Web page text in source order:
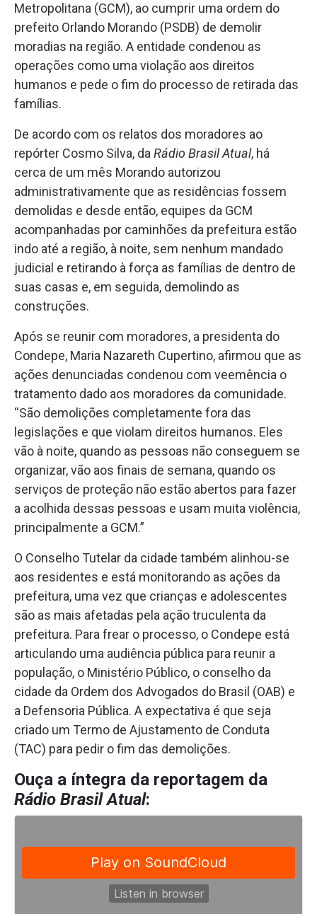
Metropolitana (GCM), ao cumprir uma ordem do
prefeito Orlando Morando (PSDB) de demolir
moradias na região. A entidade condenou as
operações como uma violação aos direitos
humanos e pede o fim do processo de retirada das
famílias.
De acordo com os relatos dos moradores ao
repórter Cosmo Silva, daRádio Brasil Atual, há
cerca de um mês Morando autorizou
administrativamente que as residências fossem
demolidas e desde então, equipes da GCM
acompanhadas por caminhões da prefeitura estão
indo até a região, à noite, sem nenhum mandado
judicial e retirando à força as famílias de dentro de
suas casas e, em seguida, demolindo as
construções.
Após se reunir com moradores, a presidenta do
Condepe, Maria Nazareth Cupertino, afirmou que as
ações denunciadas condenou com veemência o
tratamento dado aos moradores da comunidade.
“São demolições completamente fora das
legislações e que violam direitos humanos. Eles
vão à noite, quando as pessoas não conseguem se
organizar, vão aos finais de semana, quando os
serviços de proteção não estão abertos para fazer
a acolhida dessas pessoas e usam muita violência,
principalmente a GCM.”
O Conselho Tutelar da cidade também alinhou-se
aos residentes e está monitorando as ações da
prefeitura, uma vez que crianças e adolescentes
são as mais afetadas pela ação truculenta da
prefeitura. Para frear o processo, o Condepe está
articulando uma audiência pública para reunir a
população, o Ministério Público, o conselho da
cidade da Ordem dos Advogados do Brasil (OAB) e
a Defensoria Pública. A expectativa é que seja
criado um Termo de Ajustamento de Conduta
(TAC) para pedir o fim das demolições.
Ouça a íntegra da reportagem da
Rádio Brasil Atual: